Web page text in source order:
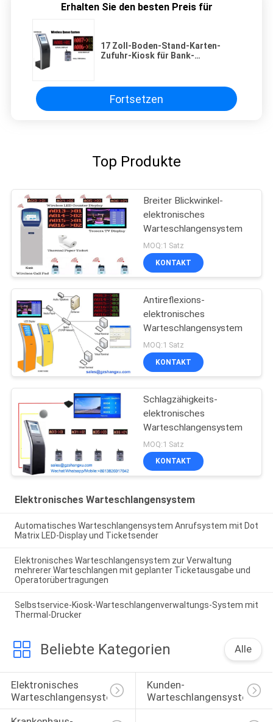
Erhalten Sie den besten Preis für
17 Zoll-Boden-Stand-Karten-
Zufuhr-Kiosk für Bank-
Fortsetzen
Top Produkte
Breiter Blickwinkel-
elektronisches
Warteschlangensystem
MOQ:1 Satz
KONTAKT
Antireflexions-
elektronisches
Warteschlangensystem
MOQ:1 Satz
KONTAKT
Schlagzähigkeits-
elektronisches
Warteschlangensystem
MOQ:1 Satz
KONTAKT
Elektronisches Warteschlangensystem
Automatisches Warteschlangensystem Anrufsystem mit Dot
Matrix LED-Display und Ticketsender
Elektronisches Warteschlangensystem zur Verwaltung
mehrerer Warteschlangen mit geplanter Ticketausgabe und
Operatorübertragungen
Selbstservice-Kiosk-Warteschlangenverwaltungs-System mit
Thermal-Drucker
Beliebte Kategorien Alle
Elektronisches
Warteschlangensystem
Kunden-
Warteschlangensystem